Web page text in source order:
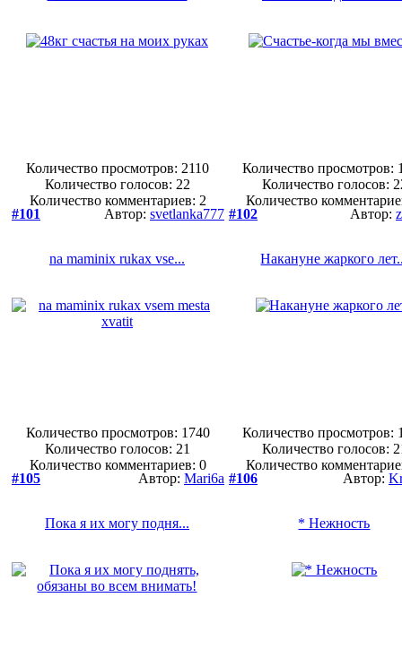
Количество просмотров: 2110
Количество голосов: 22
Количество комментариев: 2
Количество просмотров:
Количество голосов:
Количество
#101
Автор: svetlanka777
na maminix rukax vse...
Количество просмотров: 1740
Количество голосов: 21
Количество комментариев: 0
#102 Автор:
Накануне жаркого
Количество просмотров:
Количество голосов:
Количество
#105
Автор: Mari6a
Пока я их могу подня...
#106 Автор:
* Нежность